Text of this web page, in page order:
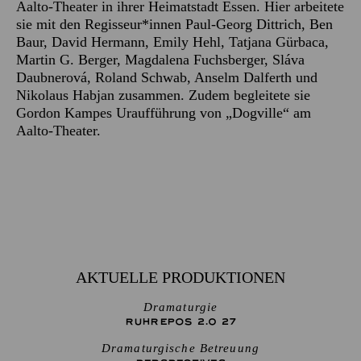
Aalto-Theater in ihrer Heimatstadt Essen. Hier arbeitete
sie mit den Regisseur*innen Paul-Georg Dittrich, Ben
Baur, David Hermann, Emily Hehl, Tatjana Gürbaca,
Martin G. Berger, Magdalena Fuchsberger, Sláva
Daubnerová, Roland Schwab, Anselm Dalferth und
Nikolaus Habjan zusammen. Zudem begleitete sie
Gordon Kampes Uraufführung von „Dogville“ am
Aalto-Theater.
AKTUELLE PRODUKTIONEN
Dramaturgie
RUHREPOS 2.0 27
Dramaturgische Betreuung